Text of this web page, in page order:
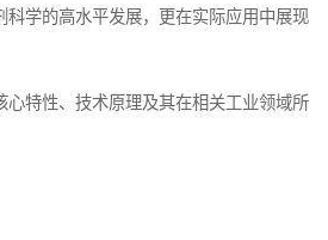
科学的高水平发展，更在实际应用中展现
心特性、技术原理及其在相关工业领域所